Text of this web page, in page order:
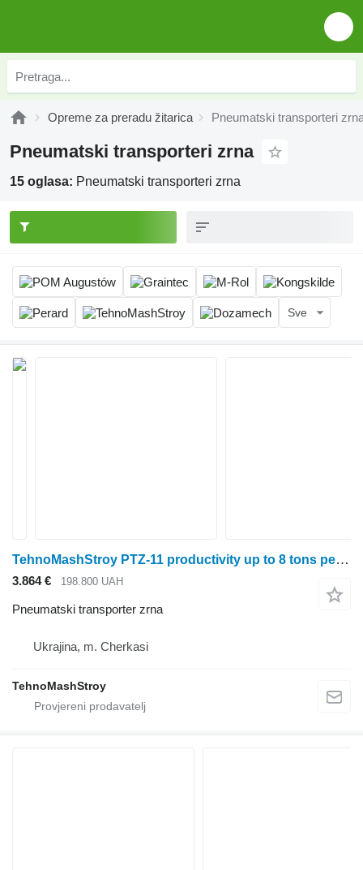
Opreme za preradu žitarica Pneumatski transporteri
Pneumatski transporteri zrna
15 oglasa: Pneumatski transporteri zrna
Sve
TehnoMashStroy PTZ-11 productivity up to 8 tons per hour
3.864 € 198.800 UAH
Pneumatski transporter zrna
Ukrajina, m. Cherkasi
TehnoMashStroy